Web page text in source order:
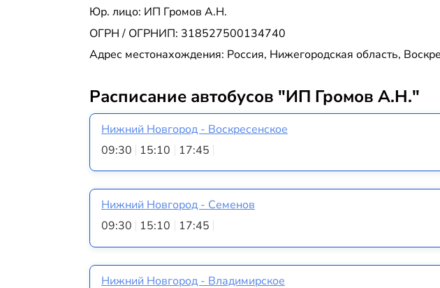
Юр. лицо: ИП Громов А.Н.
ОГРН / ОГРНИП: 318527500134740
Адрес местонахождения: Россия, Нижегородская область,
Расписание автобусов "ИП Громов А.Н."
Нижний Новгород - Воскресенское
09:30
15:10 17:45
Нижний Новгород - Семенов
09:30
15:10 17:45
Нижний Новгород - Владимирское